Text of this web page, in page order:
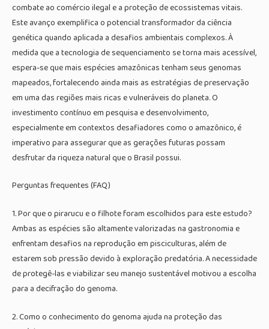
combate ao comércio ilegal e a proteção de ecossistemas vitais.
Este avanço exemplifica o potencial transformador da ciência
genética quando aplicada a desafios ambientais complexos. À
medida que a tecnologia de sequenciamento se torna mais acessível,
espera-se que mais espécies amazônicas tenham seus genomas
mapeados, fortalecendo ainda mais as estratégias de preservação
em uma das regiões mais ricas e vulneráveis do planeta. O
investimento contínuo em pesquisa e desenvolvimento,
especialmente em contextos desafiadores como o amazônico, é
imperativo para assegurar que as gerações futuras possam
desfrutar da riqueza natural que o Brasil possui.
Perguntas frequentes (FAQ)
1. Por que o pirarucu e o filhote foram escolhidos para este estudo?
Ambas as espécies são altamente valorizadas na gastronomia e
enfrentam desafios na reprodução em pisciculturas, além de
estarem sob pressão devido à exploração predatória. A necessidade
de protegê-las e viabilizar seu manejo sustentável motivou a escolha
para a decifração do genoma.
2. Como o conhecimento do genoma ajuda na proteção das